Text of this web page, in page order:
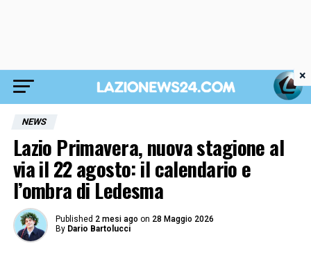
NEWS
Lazio Primavera, nuova stagione al
via il 22 agosto: il calendario e
l’ombra di Ledesma
Published 2 mesi ago on 28 Maggio 2026
By Dario Bartolucci
×